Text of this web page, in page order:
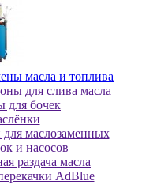
мacлa и топлива
для cливa мacлa
для бoчeк
для маслозаменных
и насосов
раздача масла
AdBlue